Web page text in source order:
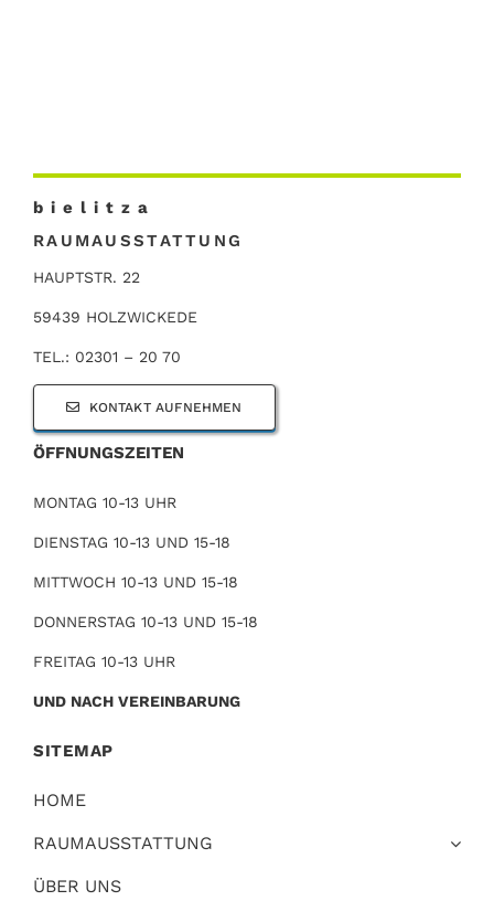
b i e l i t z a
RAUMAUSSTATTUNG
HAUPTSTR. 22
59439 HOLZWICKEDE
TEL.: 02301 – 20 70
KONTAKT AUFNEHMEN
ÖFFNUNGSZEITEN
MONTAG 10-13 UHR
DIENSTAG 10-13 UND 15-18
MITTWOCH 10-13 UND 15-18
DONNERSTAG 10-13 UND 15-18
FREITAG 10-13 UHR
UND NACH VEREINBARUNG
SITEMAP
HOME
RAUMAUSSTATTUNG
ÜBER UNS